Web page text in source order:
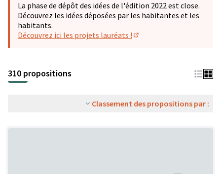
La phase de dépôt des idées de l'édition 2022 est close.
Découvrez les idées déposées par les habitantes et les
habitants.
Découvrez ici les projets lauréats !
310 propositions
Classement des propositions par :